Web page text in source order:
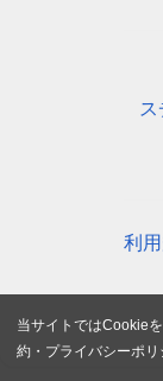
利
当サイトではCookie
約・プライバシーポリ